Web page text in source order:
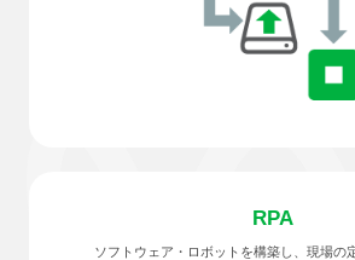
RPA
ソフトウェア・ロボットを構築し、現場の